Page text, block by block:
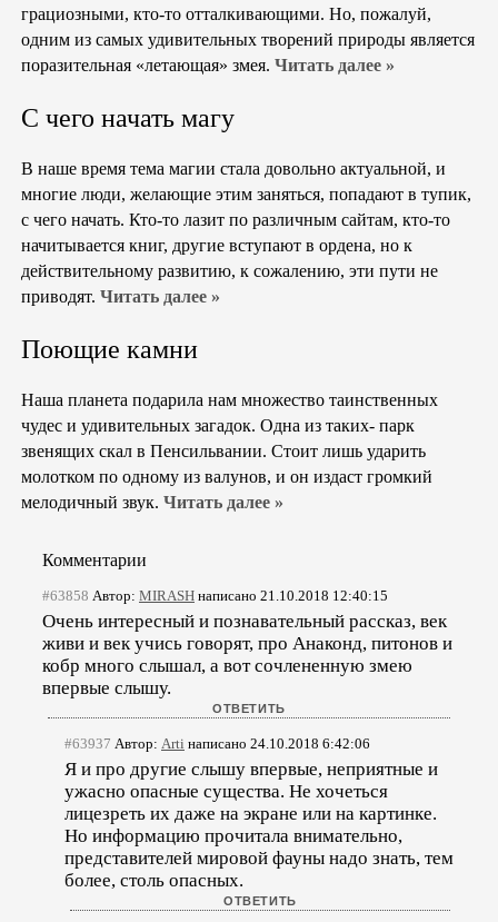
грациозными, кто-то отталкивающими. Но, пожалуй,
одним из самых удивительных творений природы является
поразительная «летающая» змея. Читать далее »
С чего начать магу
В наше время тема магии стала довольно актуальной, и
многие люди, желающие этим заняться, попадают в тупик,
с чего начать. Кто-то лазит по различным сайтам, кто-то
начитывается книг, другие вступают в ордена, но к
действительному развитию, к сожалению, эти пути не
приводят. Читать далее »
Поющие камни
Наша планета подарила нам множество таинственных
чудес и удивительных загадок. Одна из таких- парк
звенящих скал в Пенсильвании. Стоит лишь ударить
молотком по одному из валунов, и он издаст громкий
мелодичный звук. Читать далее »
Комментарии
#63858 Автор: MIRASH написано 21.10.2018 12:40:15
Очень интересный и познавательный рассказ, век
живи и век учись говорят, про Анаконд, питонов и
кобр много слышал, а вот сочлененную змею
впервые слышу.
#63937 Автор: Arti написано 24.10.2018 6:42:06
Я и про другие слышу впервые, неприятные и
ужасно опасные существа. Не хочеться
лицезреть их даже на экране или на картинке.
Но информацию прочитала внимательно,
представителей мировой фауны надо знать, тем
более, столь опасных.